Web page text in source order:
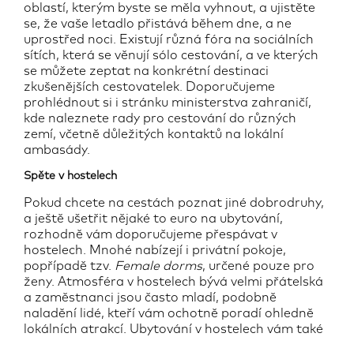
oblastí, kterým byste se měla vyhnout, a ujistěte
se, že vaše letadlo přistává během dne, a ne
uprostřed noci. Existují různá fóra na sociálních
sítích, která se věnují sólo cestování, a ve kterých
se můžete zeptat na konkrétní destinaci
zkušenějších cestovatelek. Doporučujeme
prohlédnout si i stránku ministerstva zahraničí,
kde naleznete rady pro cestování do různých
zemí, včetně důležitých kontaktů na lokální
ambasády.
Spěte v hostelech
Pokud chcete na cestách poznat jiné dobrodruhy,
a ještě ušetřit nějaké to euro na ubytování,
rozhodně vám doporučujeme přespávat v
hostelech. Mnohé nabízejí i privátní pokoje,
popřípadě tzv. Female dorms, určené pouze pro
ženy. Atmosféra v hostelech bývá velmi přátelská
a zaměstnanci jsou často mladí, podobně
naladění lidé, kteří vám ochotně poradí ohledně
lokálních atrakcí. Ubytování v hostelech vám také